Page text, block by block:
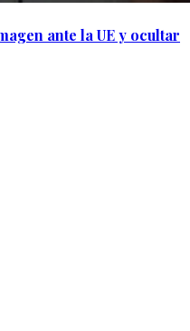
ante la UE y ocultar